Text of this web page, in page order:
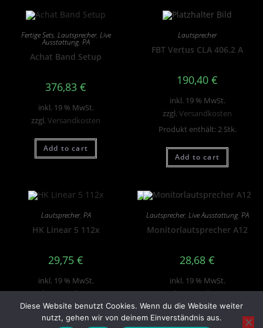
Fertige Sets, Lautsprecher, Live
Ausstattung, PA
Achat Band Setup
376,83 €
inkl. 19 % MwSt.
zzgl.Versandkosten
Add to cart
Lautsprecher
FBT Vertus CLA 406.2 A
190,40 €
inkl. 19 % MwSt.
zzgl.Versandkosten
Produkt enthält: 2 Stk.
Add to cart
Lautsprecher, PA
HK Linear 5 112x
29,75 €
inkl. 19 % MwSt.
zzgl.Versandkosten
Produkt enthält: 1Stk.
Lautsprecher, Live Ausstattung, PA
Monitorlautsprecher A12
28,68 €
inkl. 19 % MwSt.
zzgl.Versandkosten
Add to cart
Diese Website benutzt Cookies. Wenn du die Website weiter
nutzt, gehen wir von deinem Einverständnis aus.